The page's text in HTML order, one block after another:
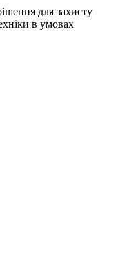
для захисту
в умовах